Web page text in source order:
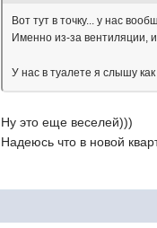
Вот тут в точку... у нас
Именно из-за вентиляции,
У нас в туалете я слышу
Ну это еще веселей)))
Надеюсь что в новой